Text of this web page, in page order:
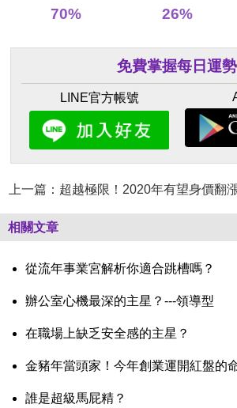
70%
26%
免費掌握每日運勢
LINE官方帳號
上一篇：超越極限！2020年有望身價翻
相關文章
從流年事業宮解析你適合跳槽嗎？
辦公室心機最深的主星？---領導型
在職場上缺乏安全感的主星？
金豬年當頭家！今年創業運開紅盤的
誰是超級馬屁精？